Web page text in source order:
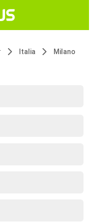
Italia Milano